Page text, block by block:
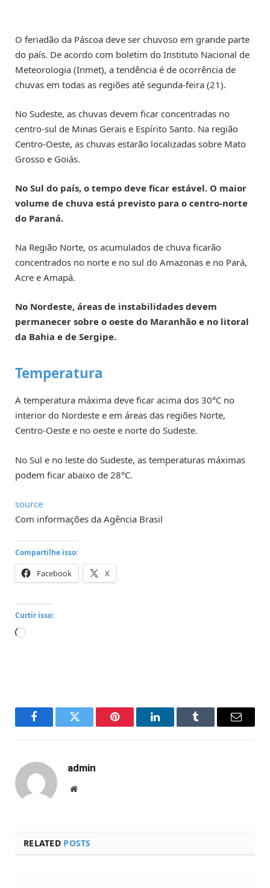
O feriadão da Páscoa deve ser chuvoso em grande parte
do país. De acordo com boletim do Instituto Nacional de
Meteorologia (Inmet), a tendência é de ocorrência de
chuvas em todas as regiões até segunda-feira (21).
No Sudeste, as chuvas devem ficar concentradas no
centro-sul de Minas Gerais e Espírito Santo. Na região
Centro-Oeste, as chuvas estarão localizadas sobre Mato
Grosso e Goiás.
No Sul do país, o tempo deve ficar estável. O maior
volume de chuva está previsto para o centro-norte
do Paraná.
Na Região Norte, os acumulados de chuva ficarão
concentrados no norte e no sul do Amazonas e no Pará,
Acre e Amapá.
No Nordeste, áreas de instabilidades devem
permanecer sobre o oeste do Maranhão e no litoral
da Bahia e de Sergipe.
Temperatura
A temperatura máxima deve ficar acima dos 30°C no
interior do Nordeste e em áreas das regiões Norte,
Centro-Oeste e no oeste e norte do Sudeste.
No Sul e no leste do Sudeste, as temperaturas máximas
podem ficar abaixo de 28°C.
source
Com informações da Agência Brasil
Compartilhe isso:
Facebook X
Curtir isso:
Carregando...
FacebookTwitter Pinterest LinkedInTumblr Email
admin
Website
RELATED POSTS